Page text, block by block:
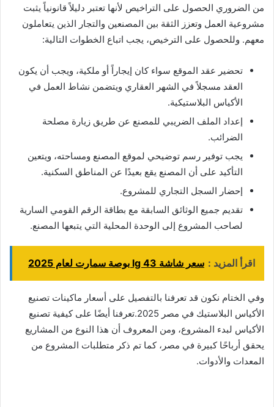
من الضروري الحصول على التراخيص لأنها تعتبر دليلاً قانونياً يثبت
مشروعية العمل وتعزز الثقة بين المصنعين والتجار الذين يتعاملون
معهم. وللحصول على الترخيص، يجب اتباع الخطوات التالية:
تحضير عقد الموقع سواء كان إيجاراً أو ملكية، ويجب أن يكون
العقد مسجلاً في الشهر العقاري ويتضمن نشاط العمل في
الأكياس البلاستيكية.
إعداد الملف الضريبي للمصنع عن طريق زيارة مصلحة
الضرائب.
يجب توفير رسم توضيحي لموقع المصنع ومساحته، ويتعين
التأكيد على أن المصنع يقع بعيدًا عن المناطق السكنية.
إحضار السجل التجاري للمشروع.
تقديم جميع الوثائق السابقة مع بطاقة الرقم القومي السارية
لصاحب المشروع إلى الوحدة المحلية التي يتبعها المصنع.
اقرأ المزيد : سعر شاشة lg 43 بوصة سمارت لعام 2025
وفي الختام نكون قد تعرفنا بالتفصيل على أسعار ماكينات تصنيع
الأكياس البلاستيك في مصر 2025.تعرفنا أيضًا على كيفية تصنيع
الأكياس لبدء المشروع، ومن المعروف أن هذا النوع من المشاريع
يحقق أرباحًا كبيرة في مصر، كما تم ذكر متطلبات المشروع من
المعدات والأدوات.